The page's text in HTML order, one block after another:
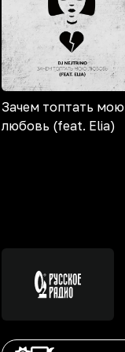
Зачем топтать мою
любовь (feat. Elia)